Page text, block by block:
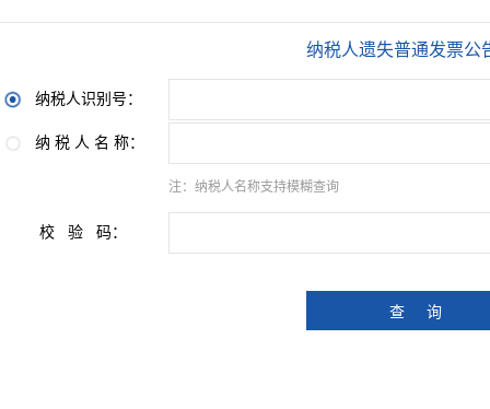
纳税人遗失普通发票公
纳税人识别号：
纳 税 人 名 称：
注：纳税人名称支持模糊查询
校 验 码：